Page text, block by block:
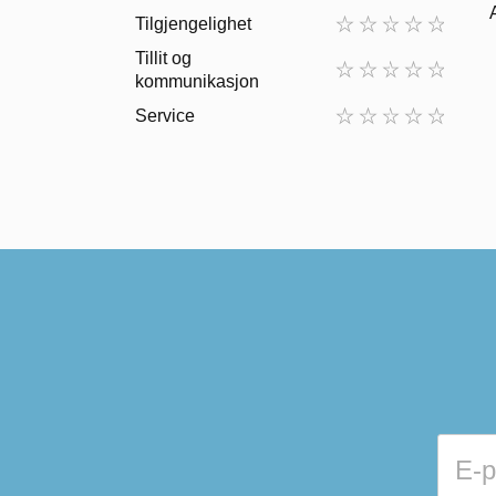
Tilgjengelighet
Tillit og
kommunikasjon
Service